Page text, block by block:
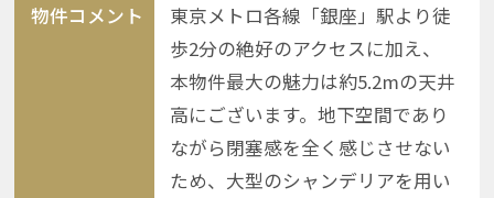
物件コメント
東京メトロ各線「銀座」駅より徒
歩2分の絶好のアクセスに加え、
本物件最大の魅力は約5.2mの天井
高にございます。地下空間であり
ながら閉塞感を全く感じさせない
ため、大型のシャンデリアを用い